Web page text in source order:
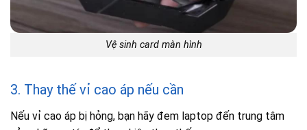
Vệ sinh card màn hình
3. Thay thế vỉ cao áp nếu cần
Nếu vỉ cao áp bị hỏng, bạn hãy đem laptop đến trung tâm